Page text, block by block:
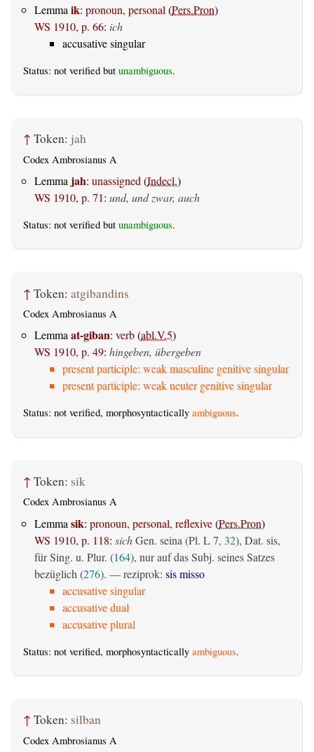
Lemma ik: pronoun, personal (Pers.Pron)
WS 1910, p. 66: ich
accusative singular
Status: not verified but unambiguous.
↑ Token: jah
Codex Ambrosianus A
Lemma jah: unassigned (Indecl.)
WS 1910, p. 71: und, und zwar, auch
Status: not verified but unambiguous.
↑ Token: atgibandins
Codex Ambrosianus A
Lemmaat-giban: verb(abl.V.5)
WS 1910, p. 49: hingeben, übergeben
present participle: weak masculine genitive singular
present participle: weak neuter genitive singular
Status: not verified, morphosyntactically ambiguous.
↑ Token: sik
Codex Ambrosianus A
Lemma sik: pronoun, personal, reflexive(Pers.Pron)
WS 1910, p. 118: sichGen. seina (Pl. L 7, 32), Dat. sis,
für Sing. u. Plur. (164), nur auf das Subj. seines Satzes
bezüglich (276). — reziprok: sis misso
accusative singular
accusative dual
accusative plural
Status: not verified, morphosyntactically ambiguous.
↑ Token: silban
Codex Ambrosianus A